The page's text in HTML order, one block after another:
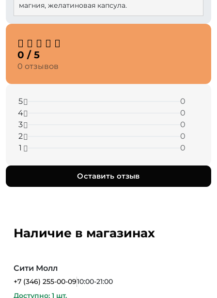
магния, желатиновая капсула.
0 / 5
0 отзывов
5
0
4
0
3
0
2
0
1
0
Оставить отзыв
Наличие в магазинах
Сити Молл
+7 (346) 255-00-0910:00-21:00
Доступно: 1 шт.